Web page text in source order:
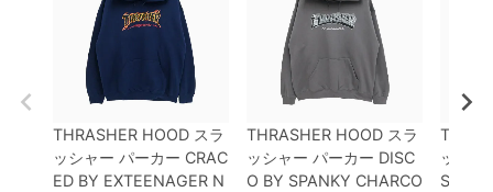
THRASHER HOOD スラ
ッシャー パーカー CRAC
ED BY EXTEENAGER N
THRASHER HOOD スラ
ッシャー パーカー DISC
O BY SPANKY CHARCO
ッシャ
SH &